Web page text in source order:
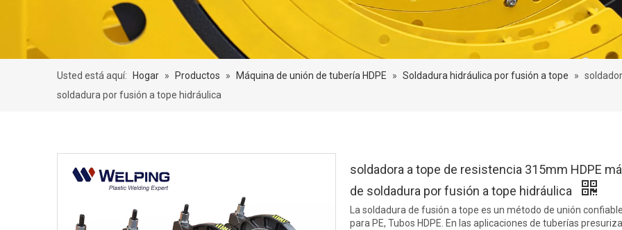
Usted está aquí: Hogar » Productos » Máquina de unión de tubería HDPE » Soldadura hidráulica por fusión a tope »
soldadura por fusión a tope hidráulica
soldadora a tope de resistencia 315mm HDPE
de soldadura por fusión a tope hidráulica
La soldadura de fusión a tope es un método de unión
para PE, Tubos HDPE. En las aplicaciones de tuberías